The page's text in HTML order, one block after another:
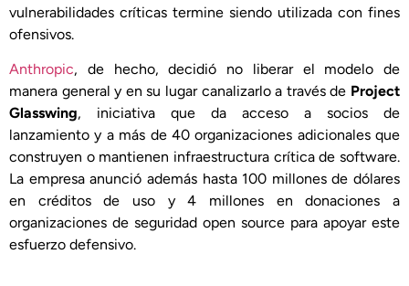
vulnerabilidades críticas termine siendo utilizada con fines
ofensivos.
Anthropic, de hecho, decidió no liberar el modelo de
manera general y en su lugar canalizarlo a través de Project
Glasswing, iniciativa que da acceso a socios de
lanzamiento y a más de 40 organizaciones adicionales que
construyen o mantienen infraestructura crítica de software.
La empresa anunció además hasta 100 millones de dólares
en créditos de uso y 4 millones en donaciones a
organizaciones de seguridad open source para apoyar este
esfuerzo defensivo.